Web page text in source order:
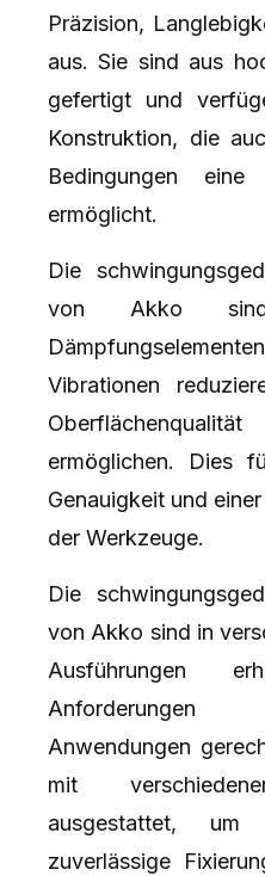
Präzision,
aus. Sie sind aus
gefertigt und
Konstruktion, die
Bedingungen eine
ermöglicht.
Die
von Akko
Vibrationen
ermöglichen. Dies
Genauigkeit und
der Werkzeuge.
Die
von Akko sind in
Ausführungen
Anforderungen
Anwendungen
mit
ausgestattet,
zuverlässige